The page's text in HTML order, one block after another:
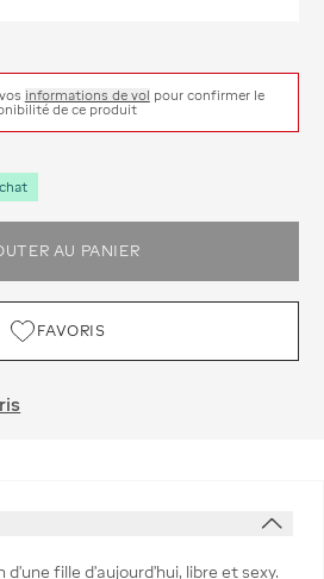
informations de vol pour confirmer le
de ce produit
AU PANIER
FAVORIS
d'une fille d'aujourd'hui, libre et sexy.